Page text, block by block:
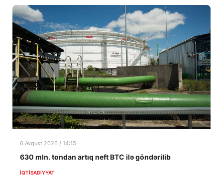
6 Avqust 2026 / 14:15
630 mln. tondan artıq neft BTC ilə göndərilib
İQTISADIYYAT